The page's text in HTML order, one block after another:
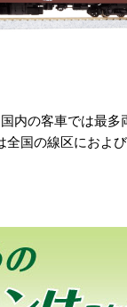
内の客車では最
国の線区におよ